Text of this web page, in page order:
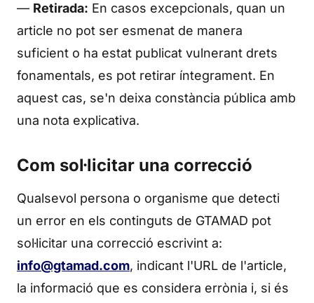
— Retirada: En casos excepcionals, quan un
article no pot ser esmenat de manera
suficient o ha estat publicat vulnerant drets
fonamentals, es pot retirar íntegrament. En
aquest cas, se'n deixa constància pública amb
una nota explicativa.
Com sol·licitar una correcció
Qualsevol persona o organisme que detecti
un error en els continguts de GTAMAD pot
sol·licitar una correcció escrivint a:
info@gtamad.com, indicant l'URL de l'article,
la informació que es considera errònia i, si és